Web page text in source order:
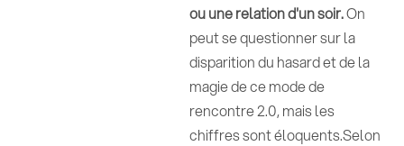
ou une relation d'un soir.On
peut se questionner sur la
disparition du hasard et de la
magie de ce mode de
rencontre 2.0, mais les
chiffres sont éloquents.Selon